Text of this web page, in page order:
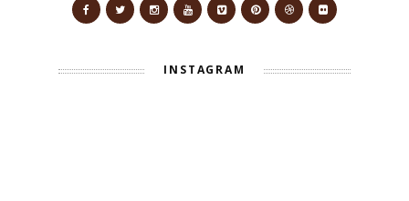
INSTAGRAM